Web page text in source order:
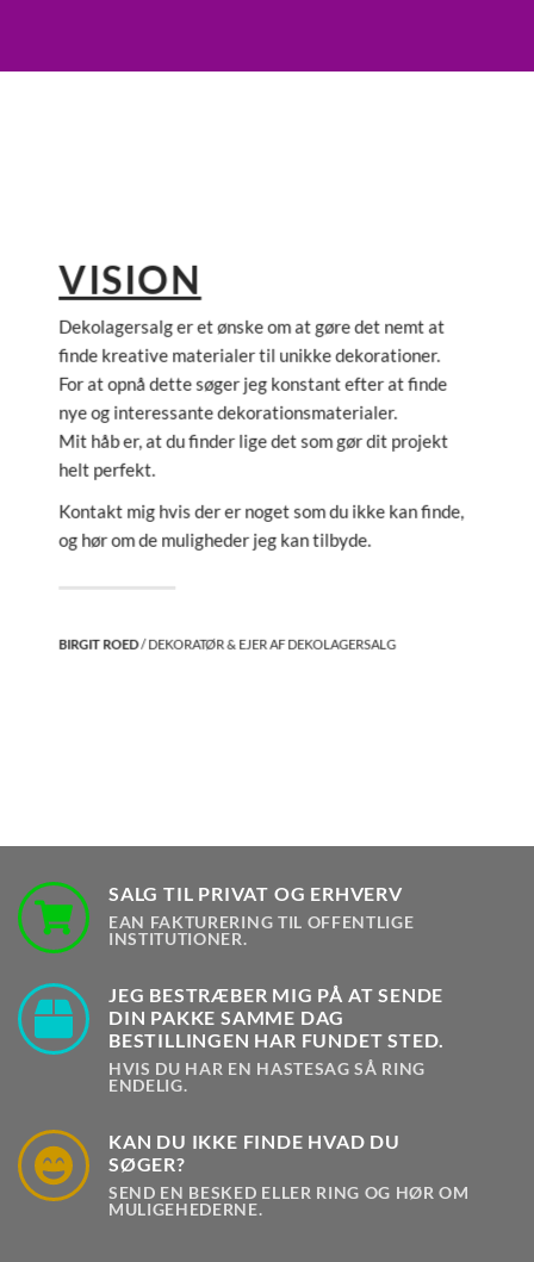
VISION
Dekolagersalg er et ønske om at gøre det nemt at
finde kreative materialer til unikke dekorationer.
For at opnå dette søger jeg konstant efter at finde
nye og interessante dekorationsmaterialer.
Mit håb er, at du finder lige det som gør dit projekt
helt perfekt.
Kontakt mig hvis der er noget som du ikke kan finde,
og hør om de muligheder jeg kan tilbyde.
BIRGIT ROED/ DEKORATØR & EJER AF DEKOLAGERSALG
SALG TIL PRIVAT OG ERHVERV
EAN FAKTURERING TIL OFFENTLIGE
INSTITUTIONER.
JEG BESTRÆBER MIG PÅ AT SENDE
DIN PAKKE SAMME DAG
BESTILLINGEN HAR FUNDET STED.
HVIS DU HAR EN HASTESAG SÅ RING
ENDELIG.
KAN DU IKKE FINDE HVAD DU
SØGER?
SEND EN BESKED ELLER RING OG HØR OM
MULIGEHEDERNE.